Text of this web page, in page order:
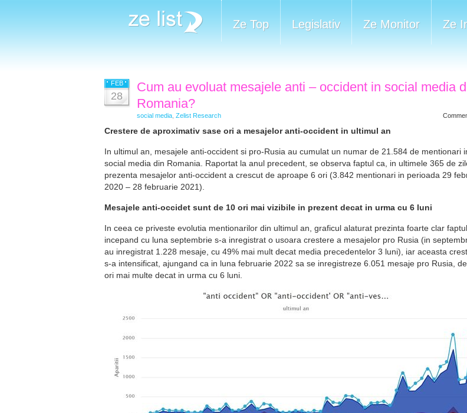
Ze Top Legislativ Ze Monitor Ze
FEB
28
Cum au evoluat mesajele anti – occident in social media
Romania?
social media Zelist Research
Crestere de aproximativ sase ori a mesajelor anti-occident in ultimul an
In ultimul an, mesajele anti-occident si pro-Rusia au cumulat un numar de 21.584 de mentionari
social media din Romania. Raportat la anul precedent, se observa faptul ca, in ultimele 365 de
prezenta mesajelor anti-occident a crescut de aproape 6 ori (3.842 mentionari in perioada 29
2020 – 28 februarie 2021).
Mesajele anti-occidet sunt de 10 ori mai vizibile in prezent decat in urma cu 6 luni
In ceea ce priveste evolutia mentionarilor din ultimul an, graficul alaturat prezinta foarte clar faptul
incepand cu luna septembrie s-a inregistrat o usoara crestere a mesajelor pro Rusia (in
au inregistrat 1.228 mesaje, cu 49% mai mult decat media precedentelor 3 luni), iar aceasta
s-a intensificat, ajungand ca in luna februarie 2022 sa se inregistreze 6.051 mesaje pro Rusia,
ori mai multe decat in urma cu 6 luni.